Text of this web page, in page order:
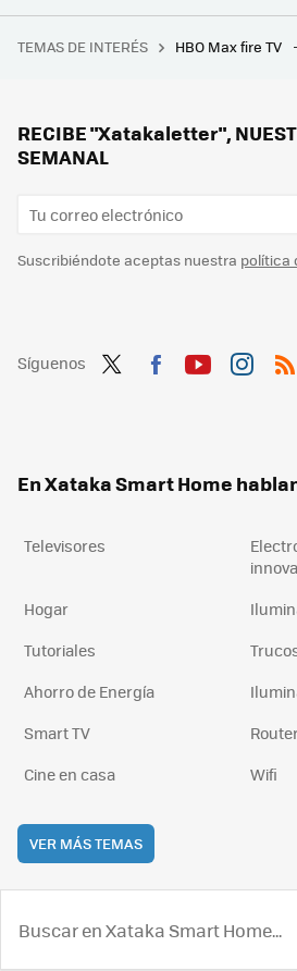
TEMAS DE INTERÉS HBO Max fire TV
RECIBE "Xatakaletter",
SEMANAL
Suscribiéndote aceptas nuestra política
Síguenos
En Xataka Smart Home
Televisores
Hogar
Tutoriales
Ahorro de Energía
Smart TV
Cine en casa
Wifi
VER MÁS TEMAS